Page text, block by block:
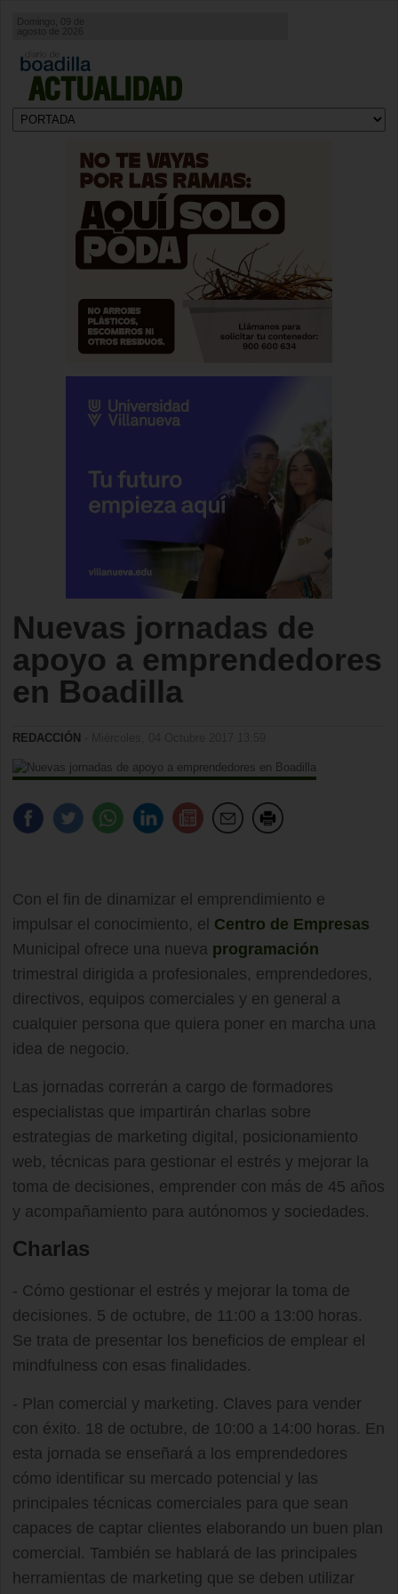
ACTUALIDAD
Domingo, 09 de
agosto de 2026
Nuevas jornadas de
apoyo a emprendedores
en Boadilla
REDACCIÓN
Con el fin de dinamizar el emprendimiento e
impulsar el conocimiento, el Centro de Empresas
Municipal ofrece una nueva programación
trimestral dirigida a profesionales, emprendedores,
directivos, equipos comerciales y en general a
cualquier persona que quiera poner en marcha una
idea de negocio.
Las jornadas correrán a cargo de formadores
especialistas que impartirán charlas sobre
estrategias de marketing digital, posicionamiento
web, técnicas para gestionar el estrés y mejorar la
toma de decisiones, emprender con más de 45 años
y acompañamiento para autónomos y sociedades.
Charlas
- Cómo gestionar el estrés y mejorar la toma de
decisiones. 5 de octubre, de 11:00 a 13:00 horas.
Se trata de presentar los beneficios de emplear el
mindfulness con esas finalidades.
- Plan comercial y marketing. Claves para vender
con éxito. 18 de octubre, de 10:00 a 14:00 horas. En
esta jornada se enseñará a los emprendedores
cómo identificar su mercado potencial y las
principales técnicas comerciales para que sean
capaces de captar clientes elaborando un buen plan
comercial. También se hablará de las principales
herramientas de marketing que se deben utilizar